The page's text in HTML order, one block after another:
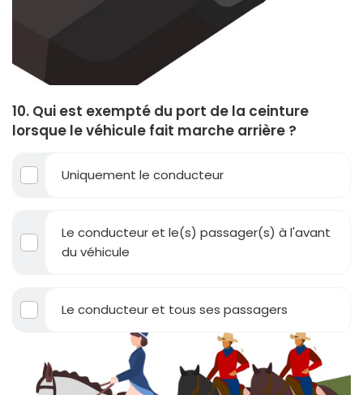
10. Qui est exempté du port de la ceinture
lorsque le véhicule fait marche arrière ?
Uniquement le conducteur
Le conducteur et le(s) passager(s) à l'avant
du véhicule
Le conducteur et tous ses passagers